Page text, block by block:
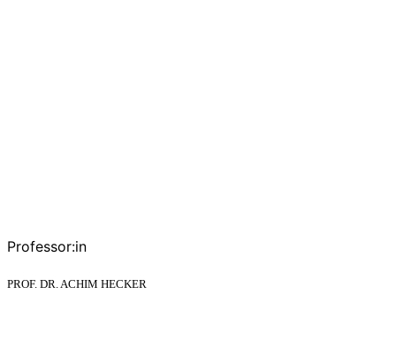
Professor:in
PROF. DR. ACHIM HECKER